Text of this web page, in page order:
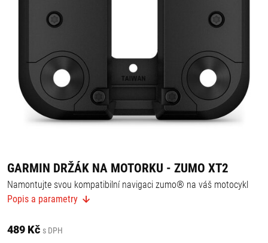
GARMIN DRŽÁK NA MOTORKU - ZUMO XT2
Namontujte svou kompatibilní navigaci zumo® na váš motocykl
pomocí této kolébky, která se uchytí na řidítka motocyklu pomocí
samostatné montážní sady (prodává se samostatně).
Popis a parametry
489 Kč s DPH